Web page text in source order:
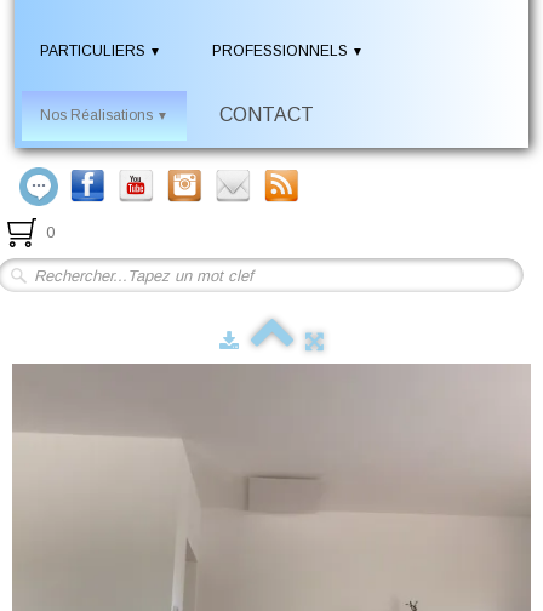
PARTICULIERS ▼ PROFESSIONNELS ▼
Nos Réalisations ▼ CONTACT
0